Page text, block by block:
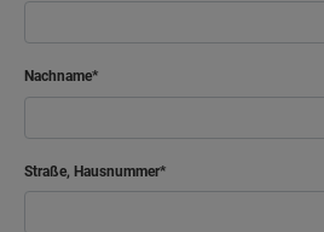
Nachname
Straße, Hausnummer